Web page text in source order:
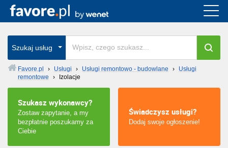
Szukaj usług
Favore.pl › Usługi › Usługi remontowo - budowlane ›
Usługi
remontowe
› Izolacje
Szukasz wykonawcy?
Zostaw zapytanie, a my
bezpłatnie poszukamy za
Ciebie
Świadczysz usługi?
Dodaj swoje ogłoszenie!
Cała Polska
wszystkie w całym kraju
Wrocław
Kraków